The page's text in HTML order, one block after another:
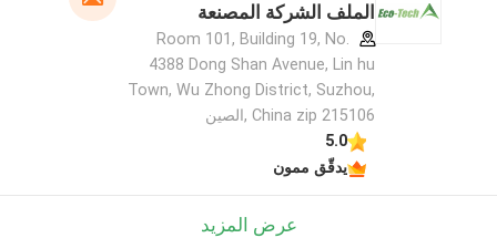
الملف الشركة المصنعة
Room 101, Building 19, No.
4388 Dong Shan Avenue, Lin hu
Town, Wu Zhong District, Suzhou,
China zip 215106 ,الصين
5.0
يدقّق ممون
عرض المزيد